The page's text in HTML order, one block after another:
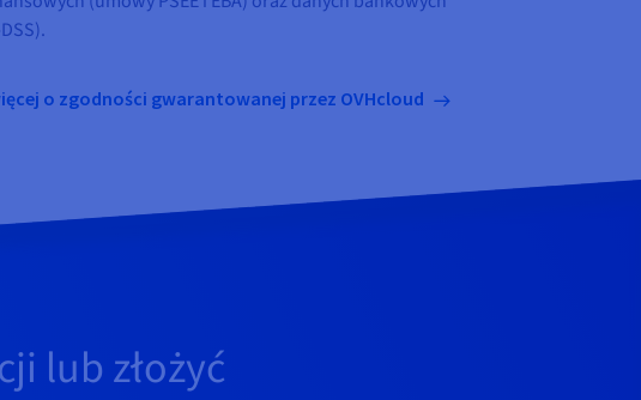
o zgodności gwarantowanej przez OVHcloud
lub złożyć